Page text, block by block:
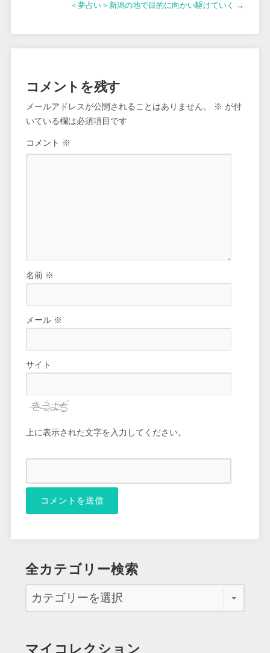
＜夢占い＞新潟の地で目的に向かい駆けていく →
コメントを残す
メールアドレスが公開されることはありません。 ※ が付
いている欄は必須項目です
コメント ※
名前 ※
メール ※
サイト
上に表示された文字を入力してください。
全カテゴリー検索
マイコレクション